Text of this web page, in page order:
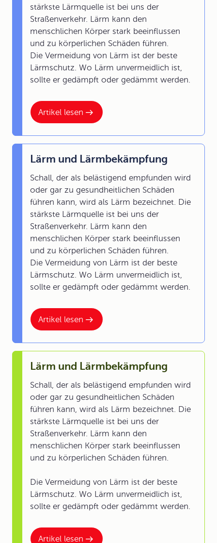
Artikel lesen
stärkste Lärmquelle ist bei uns der
Straßenverkehr. Lärm kann den
menschlichen Körper stark beeinflussen
und zu körperlichen Schäden führen.
Die Vermeidung von Lärm ist der beste
Lärmschutz. Wo Lärm unvermeidlich ist,
sollte er gedämpft oder gedämmt werden.
Artikel lesen
Lärm und Lärmbekämpfung
Schall, der als belästigend empfunden wird
oder gar zu gesundheitlichen Schäden
führen kann, wird als Lärm bezeichnet. Die
stärkste Lärmquelle ist bei uns der
Straßenverkehr. Lärm kann den
menschlichen Körper stark beeinflussen
und zu körperlichen Schäden führen.
Die Vermeidung von Lärm ist der beste
Lärmschutz. Wo Lärm unvermeidlich ist,
sollte er gedämpft oder gedämmt werden.
Artikel lesen
Lärm und Lärmbekämpfung
Schall, der als belästigend empfunden wird
oder gar zu gesundheitlichen Schäden
führen kann, wird als Lärm bezeichnet. Die
stärkste Lärmquelle ist bei uns der
Straßenverkehr. Lärm kann den
menschlichen Körper stark beeinflussen
und zu körperlichen Schäden führen.
Die Vermeidung von Lärm ist der beste
Lärmschutz. Wo Lärm unvermeidlich ist,
sollte er gedämpft oder gedämmt werden.